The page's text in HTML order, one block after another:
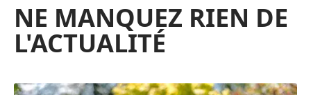
NE MANQUEZ RIEN DE
L'ACTUALITÉ